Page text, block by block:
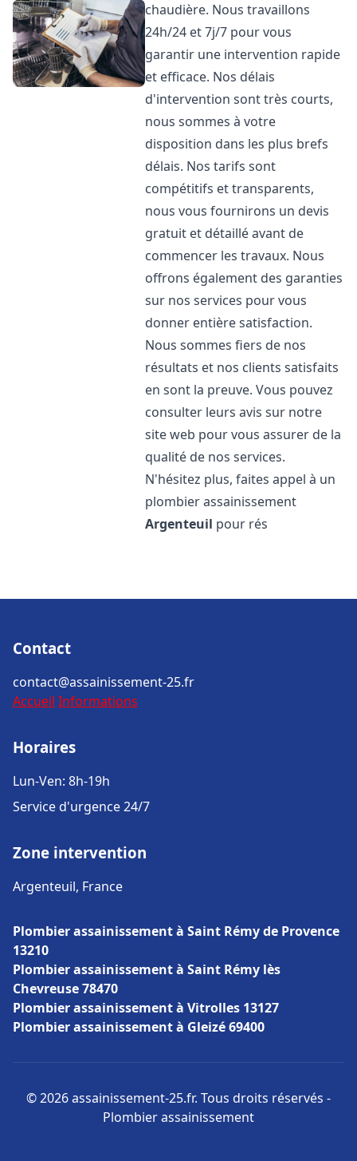
chaudière. Nous travaillons
24h/24 et 7j/7 pour vous
garantir une intervention rapide
et efficace. Nos délais
d'intervention sont très courts,
nous sommes à votre
disposition dans les plus brefs
délais. Nos tarifs sont
compétitifs et transparents,
nous vous fournirons un devis
gratuit et détaillé avant de
commencer les travaux. Nous
offrons également des garanties
sur nos services pour vous
donner entière satisfaction.
Nous sommes fiers de nos
résultats et nos clients satisfaits
en sont la preuve. Vous pouvez
consulter leurs avis sur notre
site web pour vous assurer de la
qualité de nos services.
N'hésitez plus, faites appel à un
plombier assainissement
Argenteuil pour rés
Contact
contact@assainissement-25.fr
Accueil Informations
Horaires
Lun-Ven: 8h-19h
Service d'urgence 24/7
Zone intervention
Argenteuil, France
Plombier assainissement à Saint Rémy de Provence
13210
Plombier assainissement à Saint Rémy lès
Chevreuse 78470
Plombier assainissement à Vitrolles 13127
Plombier assainissement à Gleizé 69400
© 2026 assainissement-25.fr. Tous droits réservés -
Plombier assainissement